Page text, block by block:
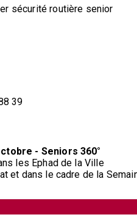
sécurité routière senior
39
- Seniors 360°
les Ephad de la Ville
et dans le cadre de la